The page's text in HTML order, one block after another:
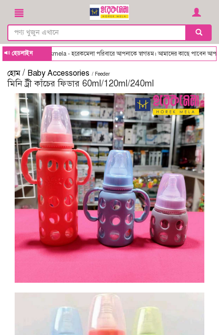
হেডলাইনHorekmela - হরেকমেলা পরিবারে আপনাকে স্বাগতম। আমাদের কাছে পাবেন আপনার
হোম / Baby Accessories / Feeder
মিনি ট্রী কাঁচের ফিডার 60ml/120ml/240ml